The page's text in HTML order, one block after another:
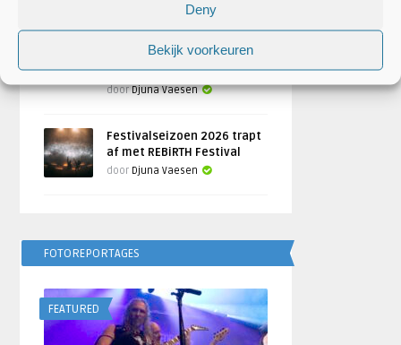
Deny
Bekijk voorkeuren
Songfestival 2026,
Nederland ontbreekt
doorDjuna Vaesen
Festivalseizoen 2026 trapt
af met REBiRTH Festival
door Djuna Vaesen
FOTOREPORTAGES
FEATURED